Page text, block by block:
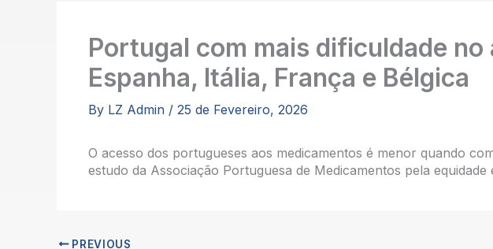
Portugal com mais dificuldade
Espanha, Itália, França e Bélgica
By LZ Admin / 25 de Fevereiro, 2026
O acesso dos portugueses aos medicamentos é menor quando
estudo da Associação Portuguesa de Medicamentos pela
PREVIOUS